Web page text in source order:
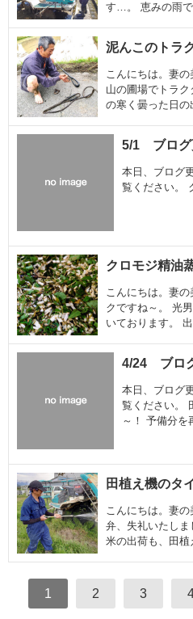
す…。 恵みの雨
泥んこのトラ
こんにちは。妻
山の圃場でトラ
の寒く曇った日の
5/1 ブログ
本日、ブログ
覧ください。
クロモジ精油
こんにちは。妻
クですね～。 光
いております。
4/24 ブロ
本日、ブログ
覧ください。
～！ 予備分を
田植え機のタ
こんにちは。妻
弁、失礼いたし
米の出荷も、田植
1 2 3